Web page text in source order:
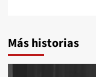
Más historias